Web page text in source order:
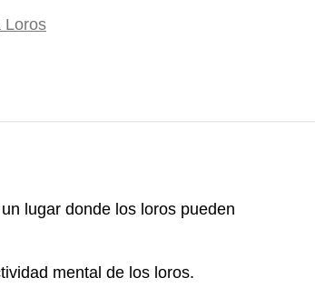
Loros
lugar donde los loros pueden
mental de los loros.